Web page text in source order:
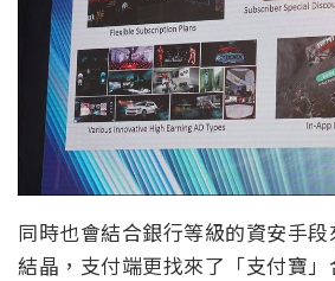
同時也會結合銀行等級的資安手
結晶，支付端更找來了「支付寶